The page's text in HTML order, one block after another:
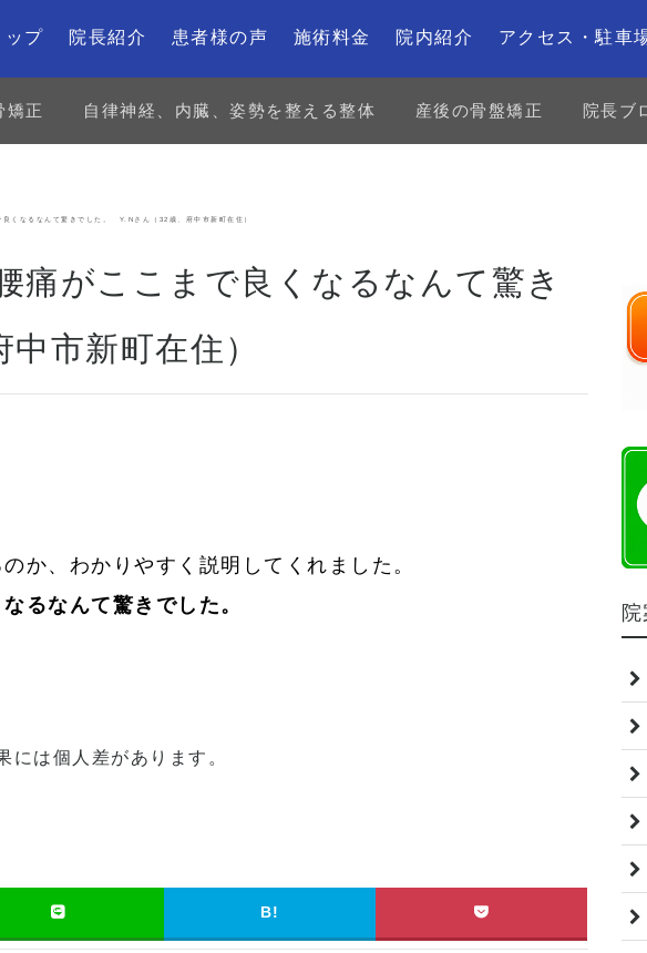
ップ 院長紹介 患者様の声 施術料金 院内紹介 アクセス・駐車
矯正 自律神経、内臓、姿勢を整える整体 産後の骨盤矯正 院長ブ
良くなるなんて驚きでした。 Y.Nさん（32歳、府中市新町在住）
痛がここまで良くなるなんて驚き
市新町在住）
か、わかりやすく説明してくれました。
るなんて驚きでした。
は個人差があります。
B!